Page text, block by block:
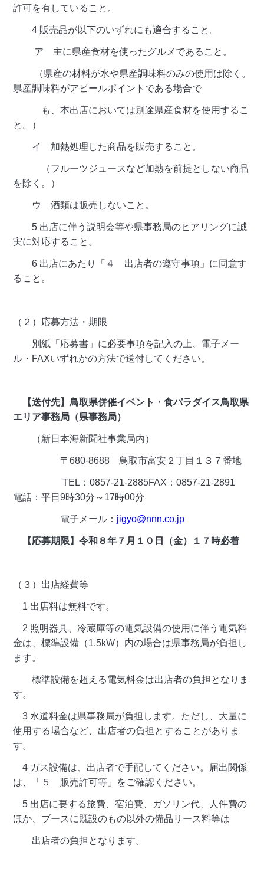
許可を有していること。
4 販売品が以下のいずれにも適合すること。
ア 主に県産食材を使ったグルメであること。
（県産の材料が水や県産調味料のみの使用は除く。
県産調味料がアピールポイントである場合で
も、本出店においては別途県産食材を使用するこ
と。）
イ 加熱処理した商品を販売すること。
（フルーツジュースなど加熱を前提としない商品
を除く。）
ウ 酒類は販売しないこと。
5 出店に伴う説明会等や県事務局のヒアリングに誠
実に対応すること。
6 出店にあたり「４ 出店者の遵守事項」に同意す
ること。
（２）応募方法・期限
別紙「応募書」に必要事項を記入の上、電子メー
ル・FAXいずれかの方法で送付してください。
【送付先】鳥取県併催イベント・食パラダイス鳥取県
エリア事務局（県事務局）
（新日本海新聞社事業局内）
〒680-8688 鳥取市富安２丁目１３７番地
TEL：0857-21-2885FAX：0857-21-2891
電話：平日9時30分～17時00分
電子メール： jigyo@nnn.co.jp
【応募期限】令和８年７月１０日（金）１７時必着
（３）出店経費等
1 出店料は無料です。
2 照明器具、冷蔵庫等の電気設備の使用に伴う電気料
金は、標準設備（1.5kW）内の場合は県事務局が負担し
ます。
標準設備を超える電気料金は出店者の負担となりま
す。
3 水道料金は県事務局が負担します。ただし、大量に
使用する場合など、出店者の負担とすることがありま
す。
4 ガス設備は、出店者で手配してください。届出関係
は、「５ 販売許可等」をご確認ください。
5 出店に要する旅費、宿泊費、ガソリン代、人件費の
ほか、ブースに既設のもの以外の備品リース料等は
出店者の負担となります。